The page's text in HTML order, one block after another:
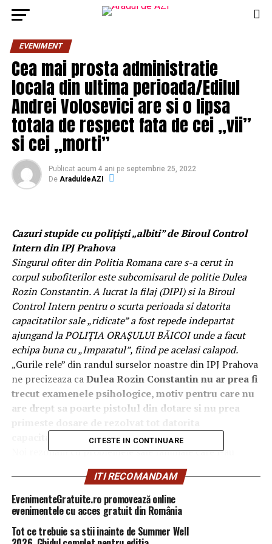
EVENIMENT
Cea mai prosta administratie
locala din ultima perioada/Edilul
Andrei Volosevici are si o lipsa
totala de respect fata de cei „vii”
si cei „morti”
Publicat acum 4 ani pe septembrie 25, 2022
De AraduldeAZI
Cazuri stupide cu polițiști „albiti” de Biroul Control
Intern din IPJ Prahova
Singurul ofiter din Politia Romana care s-a cerut in
corpul subofiterilor este subcomisarul de politie Dulea
Rozin Constantin. A lucrat la filaj (DIPI) si la Biroul
Control Intern pentru o scurta perioada si datorita
capacitatilor sale „ridicate” a fost repede indepartat
ajungand la POLIŢIA ORAŞULUI BĂICOI unde a facut
echipa buna cu „Imparatul”, fiind pe acelasi calapod.
„Gurile rele” din randul surselor noastre din IPJ Prahova
ne precizeaza caDulea Rozin Constantin nu ar prea fi
trecut examenele psihologice, motiv pentru care nu
are drept sa poarte pistolul din dotare si nu prea
capacitatilor sale „exceptionale”.
Noi rezonăm cu problemele sale familiale care l-au
determinat să părăsească domiciliului conjugal (prin
alungare), ajugand sa traiasca cu chirie pe la blocurile
din Liliesti.
Dar, problemele sale familiale cu care rezonam nu ii da
dreptul sa faca d
e rusine uniforma pe care o poarta,
uniforma de politist.
CITESTE IN CONTINUARE
ITI RECOMANDAM
EvenimenteGratuite.ro promovează online
evenimentele cu acces gratuit din România
Tot ce trebuie sa stii inainte de Summer Well